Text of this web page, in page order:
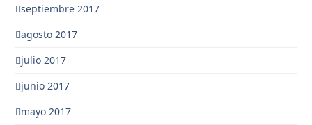
septiembre 2017
agosto 2017
julio 2017
junio 2017
mayo 2017